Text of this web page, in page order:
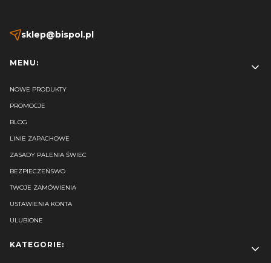
sklep@bispol.pl
Linki w stopce
MENU:
NOWE PRODUKTY
PROMOCJE
BLOG
LINIE ZAPACHOWE
ZASADY PALENIA ŚWIEC
BEZPIECZEŃSWO
TWOJE ZAMÓWIENIA
USTAWIENIA KONTA
ULUBIONE
KATEGORIE: